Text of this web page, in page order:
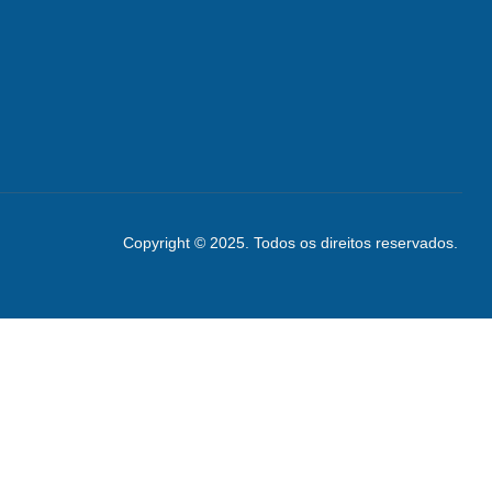
Copyright © 2025. Todos os direitos reservados.